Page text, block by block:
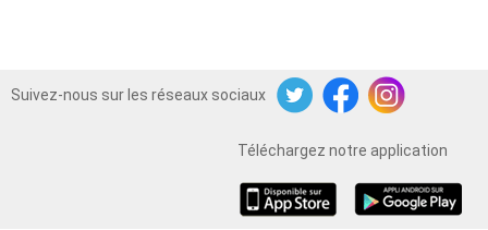
Suivez-nous sur les réseaux sociaux
TwitterFacebookInstagram
Téléchargez notre application